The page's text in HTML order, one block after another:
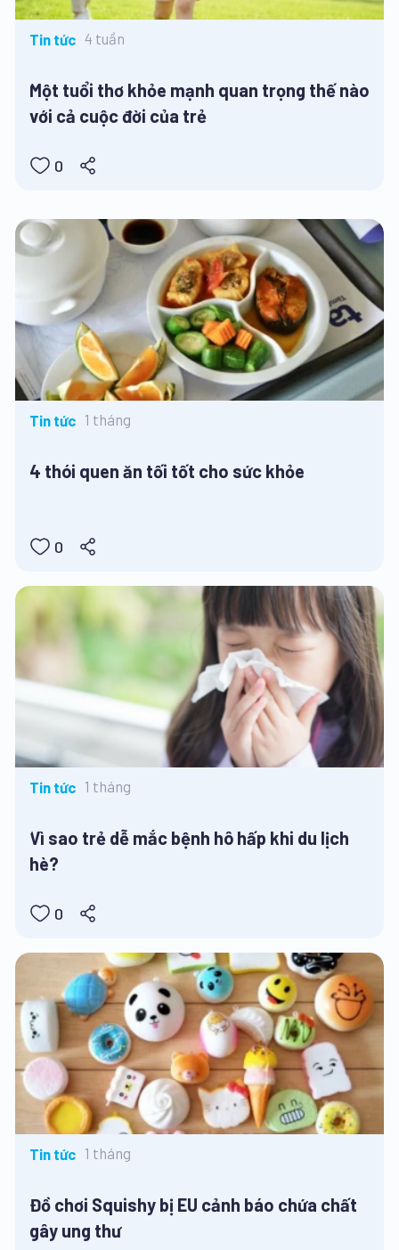
Tin tức 4 tuần
Một tuổi thơ khỏe mạnh quan trọng thế nào
với cả cuộc đời của trẻ
0
Tin tức 1 tháng
4 thói quen ăn tối tốt cho sức khỏe
0
Tin tức 1 tháng
Vì sao trẻ dễ mắc bệnh hô hấp khi du lịch
hè?
0
Tin tức 1 tháng
Đồ chơi Squishy bị EU cảnh báo chứa chất
gây ung thư